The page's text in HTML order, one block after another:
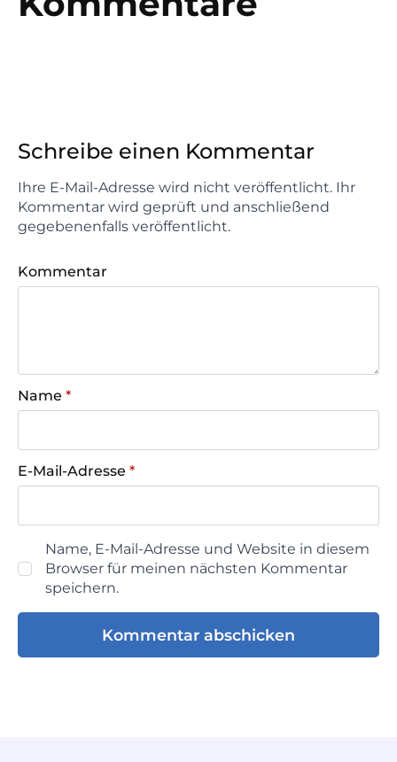
Schreibe einen Kommentar
Ihre E-Mail-Adresse wird nicht veröffentlicht. Ihr
Kommentar wird geprüft und anschließend
gegebenenfalls veröffentlicht.
Kommentar
Name *
E-Mail-Adresse *
Name, E-Mail-Adresse und Website in diesem
Browser für meinen nächsten Kommentar
speichern.